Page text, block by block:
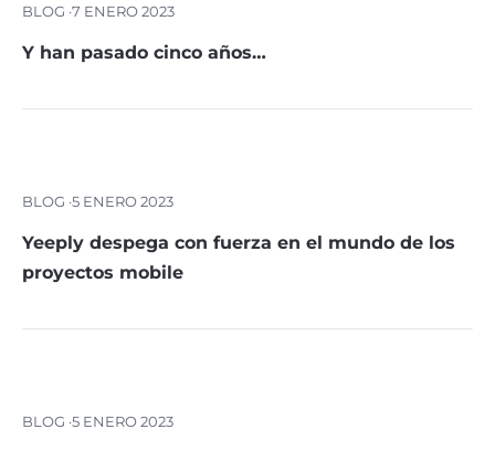
BLOG ·7 ENERO 2023
Y han pasado cinco años…
BLOG ·5 ENERO 2023
Yeeply despega con fuerza en el mundo de los
proyectos mobile
BLOG ·5 ENERO 2023